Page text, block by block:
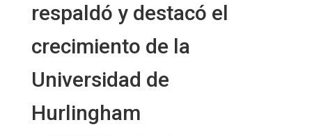
respaldó y destacó el
crecimiento de la
Universidad de
Hurlingham